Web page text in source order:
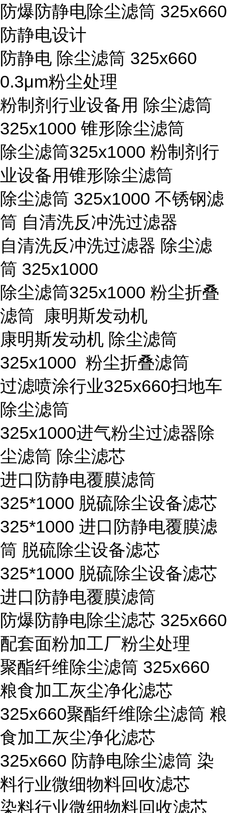
防爆防静电除尘滤筒 325x660
防静电设计
防静电 除尘滤筒 325x660
0.3μm粉尘处理
粉制剂行业设备用 除尘滤筒
325x1000 锥形除尘滤筒
除尘滤筒325x1000 粉制剂行
业设备用锥形除尘滤筒
除尘滤筒 325x1000 不锈钢滤
筒 自清洗反冲洗过滤器
自清洗反冲洗过滤器 除尘滤
筒 325x1000
除尘滤筒325x1000 粉尘折叠
滤筒 康明斯发动机
康明斯发动机 除尘滤筒
325x1000 粉尘折叠滤筒
过滤喷涂行业325x660扫地车
除尘滤筒
325x1000进气粉尘过滤器除
尘滤筒 除尘滤芯
进口防静电覆膜滤筒
325*1000 脱硫除尘设备滤芯
325*1000 进口防静电覆膜滤
筒 脱硫除尘设备滤芯
325*1000 脱硫除尘设备滤芯
进口防静电覆膜滤筒
防爆防静电除尘滤芯 325x660
配套面粉加工厂粉尘处理
聚酯纤维除尘滤筒 325x660
粮食加工灰尘净化滤芯
325x660聚酯纤维除尘滤筒 粮
食加工灰尘净化滤芯
325x660 防静电除尘滤筒 染
料行业微细物料回收滤芯
染料行业微细物料回收滤芯